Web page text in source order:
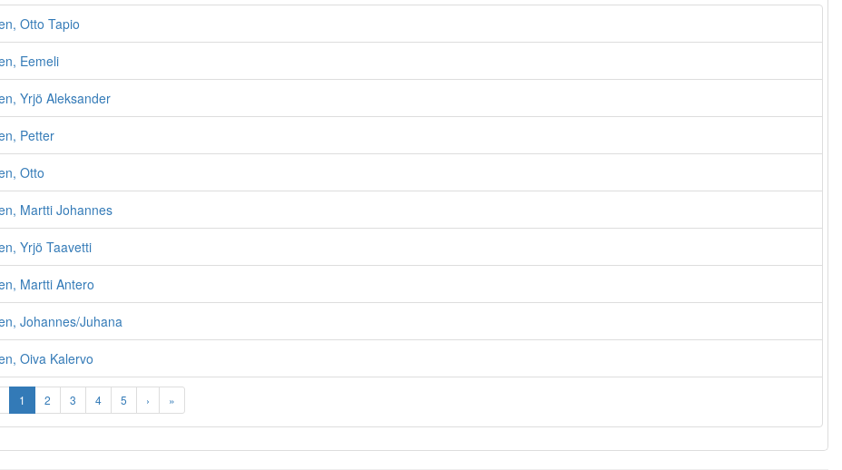
Otto Tapio
Eemeli
Yrjö Aleksander
Petter
Otto
Martti Johannes
Yrjö Taavetti
Martti Antero
Johannes/Juhana
Oiva Kalervo
1 2 3 4 5 › »